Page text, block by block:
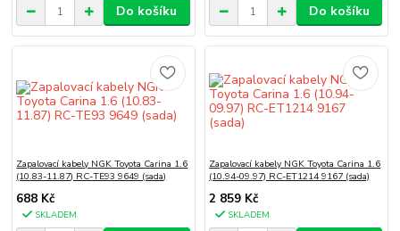
Do košíku Do košíku
Zapalovací kabely NGK Toyota Carina 1.6
(10.83-11.87) RC-TE93 9649 (sada)
688 Kč
SKLADEM
Zapalovací kabely NGK Toyota Carina 1.6
(10.94-09.97) RC-ET1214 9167 (sada)
2 859 Kč
SKLADEM